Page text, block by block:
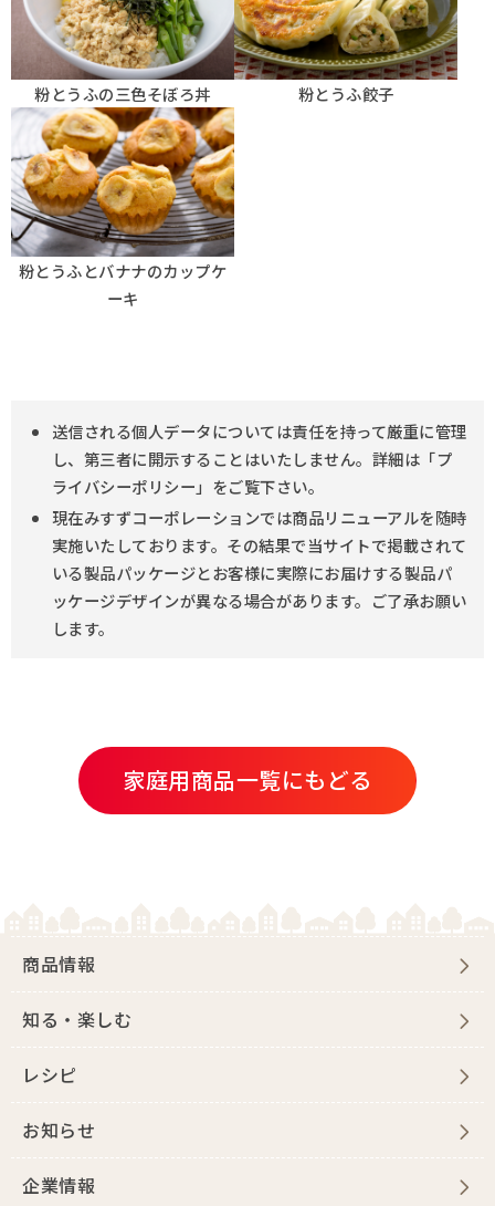
粉とうふの三色そぼろ丼 粉とうふ餃子
粉とうふとバナナのカップケ
ーキ
送信される個人データについては責任を持って厳重に管理
し、第三者に開示することはいたしません。詳細は「プ
ライバシーポリシー」をご覧下さい。
現在みすずコーポレーションでは商品リニューアルを随時
実施いたしております。その結果で当サイトで掲載されて
いる製品パッケージとお客様に実際にお届けする製品パ
ッケージデザインが異なる場合があります。ご了承お願い
します。
家庭用商品一覧にもどる
商品情報
知る・楽しむ
レシピ
お知らせ
企業情報